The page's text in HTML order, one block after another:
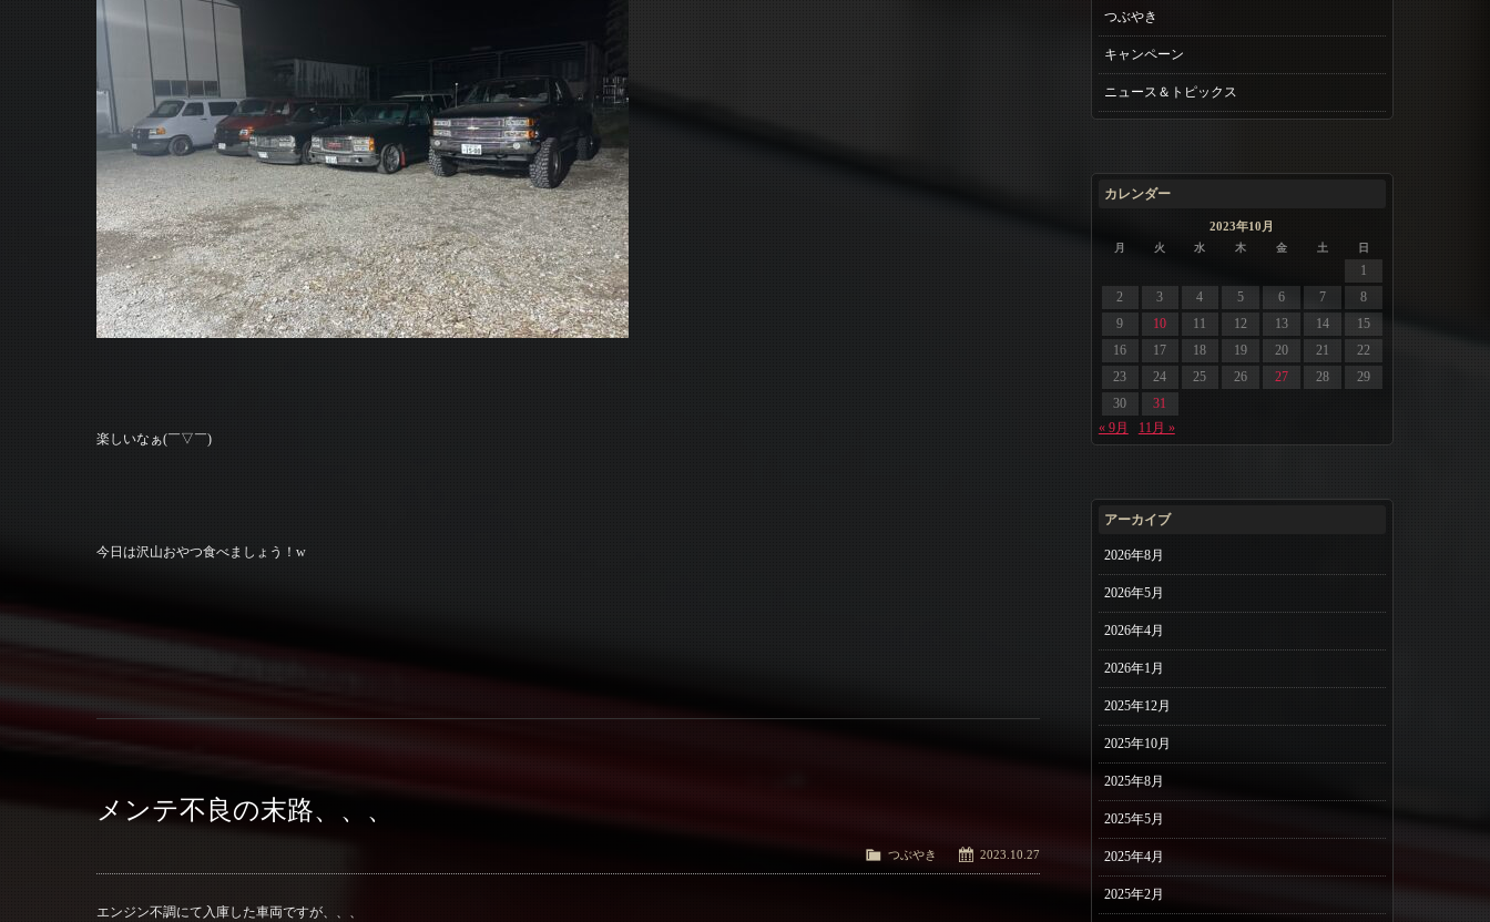
楽しいなぁ(￣▽￣)
今日は沢山おやつ食べましょう！w
メンテ不良の末路、、、
2023.10.27
つぶやき
エンジン不調にて入庫した車両ですが、、、
つぶやき
キャンペーン
ニュース＆トピックス
カレンダー
2023年10月
月 火 水 木 金 土 日
1
2
3 4 5 6 7
8
9
10 11 12 13 14
15
16
17 18 19 20 21
22
23
24 25 26 27 28
29
30
31
« 9月
11月 »
アーカイブ
2026年8月
2026年5月
2026年4月
2026年1月
2025年12月
2025年10月
2025年8月
2025年5月
2025年4月
2025年2月